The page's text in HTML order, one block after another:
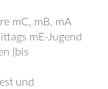
mC, mB, mA
mE-Jugend
(bis
und